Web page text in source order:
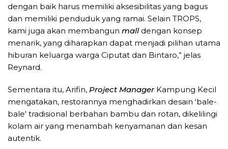
dengan baik harus memiliki aksesibilitas yang bagus
dan memiliki penduduk yang ramai. Selain TROPS,
kami juga akan membangun mall dengan konsep
menarik, yang diharapkan dapat menjadi pilihan utama
hiburan keluarga warga Ciputat dan Bintaro,” jelas
Reynard.
Sementara itu, Arifin, Project ManagerKampung Kecil
mengatakan, restorannya menghadirkan desain ‘bale-
bale' tradisional berbahan bambu dan rotan, dikelilingi
kolam air yang menambah kenyamanan dan kesan
autentik.